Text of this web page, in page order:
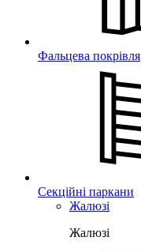
Фальцева покрівля
Секційні паркани
Жалюзі
Жалюзі